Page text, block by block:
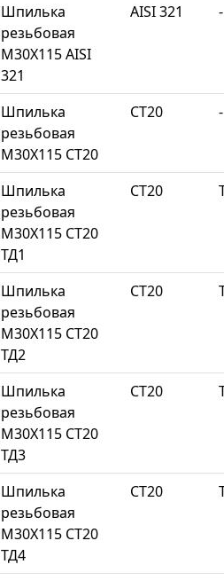
Шпилька
резьбовая
М30Х115 AISI
321
AISI 321 -
Шпилька
резьбовая
М30Х115 СТ20
СТ20 -
Шпилька
резьбовая
М30Х115 СТ20
ТД1
СТ20
Шпилька
резьбовая
М30Х115 СТ20
ТД2
СТ20
Шпилька
резьбовая
М30Х115 СТ20
ТД3
СТ20
Шпилька
резьбовая
М30Х115 СТ20
ТД4
СТ20